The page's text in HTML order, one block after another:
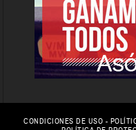
CONDICIONES DE USO -